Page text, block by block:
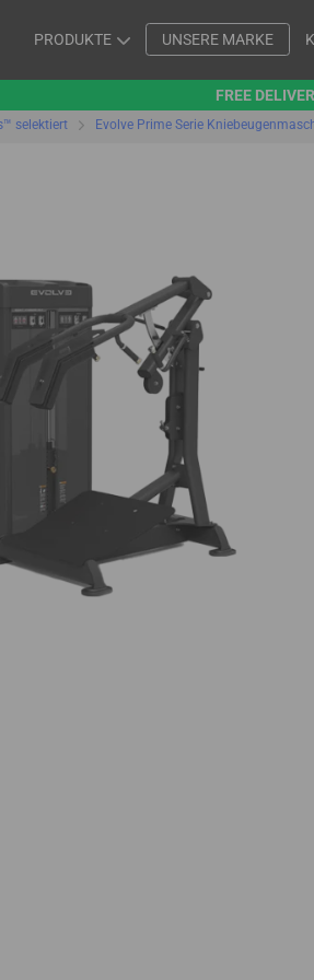
PRODUKTE UNSERE MARKE
FREE
selektiert Evolve Prime Serie